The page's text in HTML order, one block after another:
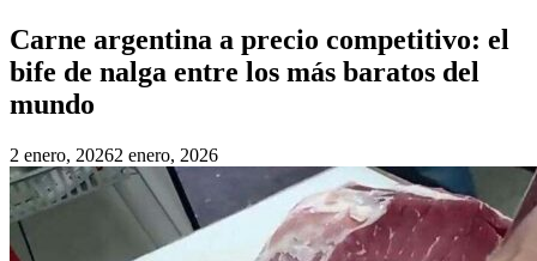
Carne argentina a precio competitivo: el
bife de nalga entre los más baratos del
mundo
2 enero, 20262 enero, 2026